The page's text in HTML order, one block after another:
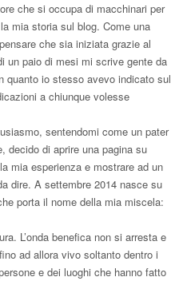
che si occupa di macchinari per
mia storia sul blog. Come una
che sia iniziata grazie al
un paio di mesi mi scrive gente da
quanto io stesso avevo indicato sul
a chiunque volesse
sentendomi come un pater
decido di aprire una pagina su
mia esperienza e mostrare ad un
dire. A settembre 2014 nasce su
porta il nome della mia miscela:
L’onda benefica non si arresta e
ad allora vivo soltanto dentro i
e dei luoghi che hanno fatto